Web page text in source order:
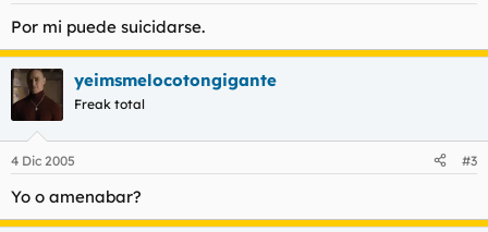
Por mi puede suicidarse.
yeimsmelocotongigante
Freak total
4 Dic 2005 #3
Yo o amenabar?